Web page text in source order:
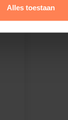
Alles toestaan